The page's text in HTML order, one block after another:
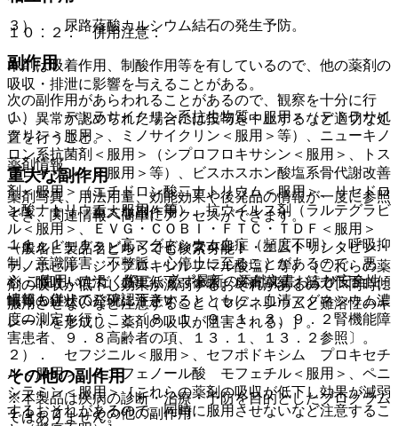
１０．２． 併用注意：
本剤は吸着作用、制酸作用等を有しているので、他の薬剤の
吸収・排泄に影響を与えることがある。
１）． テトラサイクリン系抗生物質＜服用＞（テトラサイ
クリン＜服用＞、ミノサイクリン＜服用＞等）、ニューキノ
ロン系抗菌剤＜服用＞（シプロフロキサシン＜服用＞、トス
フロキサシン＜服用＞等）、ビスホスホン酸塩系骨代謝改善
剤＜服用＞（エチドロン酸二ナトリウム＜服用＞、リセドロ
ン酸ナトリウム＜服用＞等）、抗ウイルス剤（ラルテグラビ
ル＜服用＞、ＥＶＧ・ＣＯＢＩ・ＦＴＣ・ＴＤＦ＜服用＞
（エルビテグラビル・コビシスタット・エムトリシタビン・
テノホビル ジソプロキシルフマル酸塩）等）［これらの薬
剤の吸収が低下し効果が減弱するおそれがあるので、同時に
服用させないなど注意すること（マグネシウムと難溶性のキ
レートを形成し、薬剤の吸収が阻害される）］。
２）． セフジニル＜服用＞、セフポドキシム プロキセチ
ル＜服用＞、ミコフェノール酸 モフェチル＜服用＞、ペニ
シラミン＜服用＞［これらの薬剤の吸収が低下し効果が減弱
するおそれがあるので、同時に服用させないなど注意するこ
３）． 尿路蓚酸カルシウム結石の発生予防。
副作用
次の副作用があらわれることがあるので、観察を十分に行
い、異常が認められた場合には投与を中止するなど適切な処
置を行うこと。
重大な副作用
１１．１． 重大な副作用
１１．１．１． 高マグネシウム血症（頻度不明）：呼吸抑
制、意識障害、不整脈、心停止に至ることがあるので、悪
心・嘔吐、口渇、血圧低下、徐脈、皮膚潮紅、筋力低下、傾
眠等の症状の発現に注意するとともに、血清マグネシウム濃
度の測定を行うこと〔８．１、９．１．３、９．２腎機能障
害患者、９．８高齢者の項、１３．１、１３．２参照〕。
その他の副作用
１１．２． その他の副作用
薬剤情報
薬剤写真、用法用量、効能効果や後発品の情報が一度に参照
でき、関連情報へ簡単にアクセスができます。
一般名、製品名どちらでも検索可能！
※ ご使用いただく際に、必ず最新の添付文書および安全性
情報も併せてご確認下さい。
※本製品は疾病の診断・治療・予防を目的としたプログラム
ではありません。